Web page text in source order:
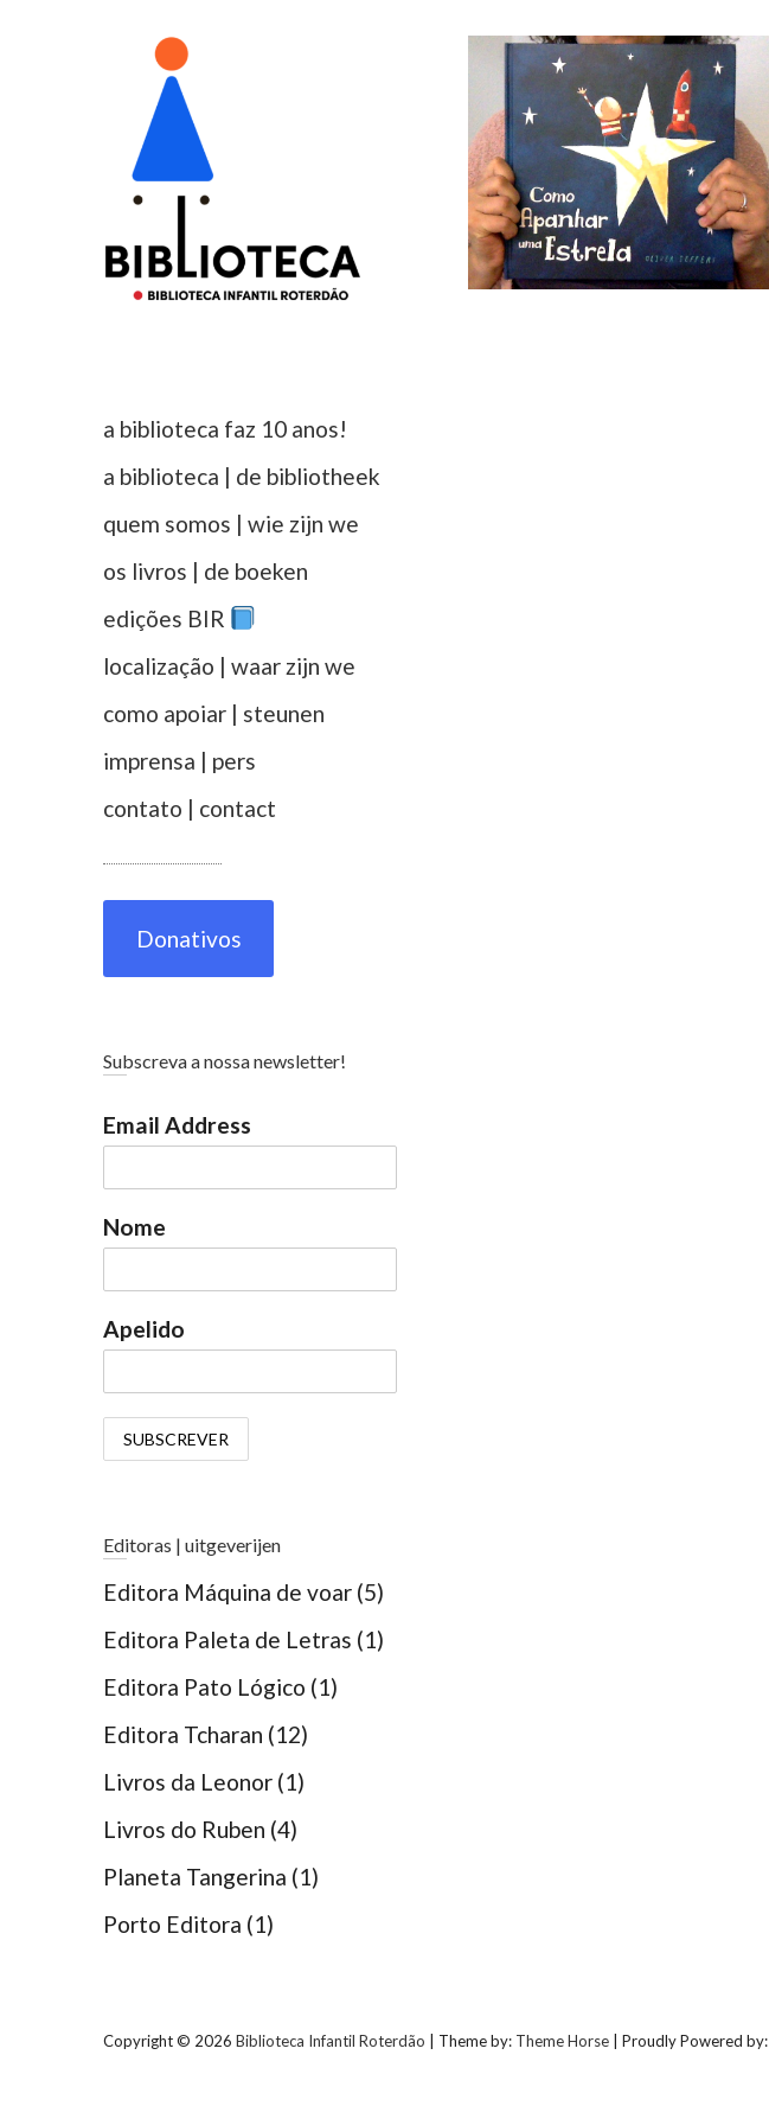
a biblioteca faz 10 anos!
a biblioteca | de bibliotheek
quem somos | wie zijn we
os livros | de boeken
edições BIR
localização | waar zijn we
como apoiar | steunen
imprensa | pers
contato | contact
Donativos
Subscreva a nossa newsletter!
Email Address
Nome
Apelido
Editoras | uitgeverijen
Editora Máquina de voar (5)
Editora Paleta de Letras (1)
Editora Pato Lógico (1)
Editora Tcharan (12)
Livros da Leonor (1)
Livros do Ruben (4)
Planeta Tangerina (1)
Porto Editora (1)
Copyright © 2026 Biblioteca Infantil Roterdão | Theme by: Theme Horse | Proudly Powered by: